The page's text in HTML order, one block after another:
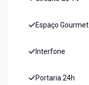
Espaço Gourmet
Interfone
Portaria 24h